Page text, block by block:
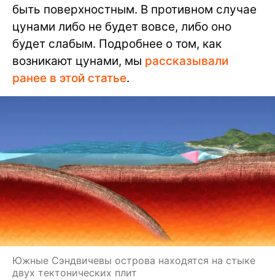
быть поверхностным. В противном случае
цунами либо не будет вовсе, либо оно
будет слабым. Подробнее о том, как
возникают цунами, мы рассказывали
ранее в этой статье.
Южные Сэндвичевы острова находятся на стыке
двух тектонических плит